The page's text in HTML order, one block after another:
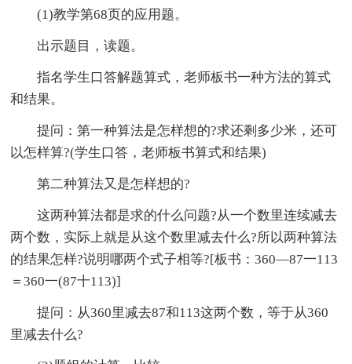
(1)教学第68页的应用题。
出示题目，读题。
指名学生口答解题算式，老师板书一种方法的算式
和结果。
提问：第一种算法是怎样想的?求还剩多少米，还可
以怎样算?(学生口答，老师板书算式和结果)
第二种算法又是怎样想的?
这两种算法都是求的什么问题?从一个数里连续减去
两个数，实际上就是从这个数里减去什么?所以两种算法
的结果怎样?说明哪两个式子相等?[板书：360—87一113
＝360一(87十113)]
提问：从360里减去87和113这两个数，等于从360
里减去什么?